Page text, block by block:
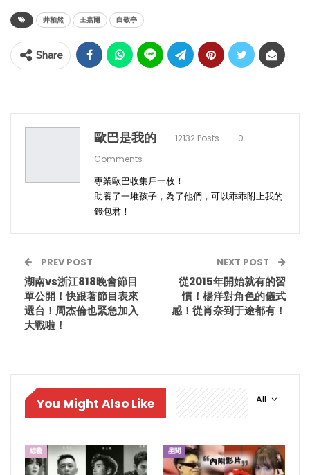
井柏然 王嘉爾 白敬亭
Share
歐巴是我的 12132 Posts
0
Comments
專業歐巴收集戶一枚！
助養了一堆孩子，為了他們，可以乖乖附上我的
錢包君！
PREV POST
湖南vs浙江818晚會節目
單公開！快跟著節目表來
選台！周杰倫也緊急加入
大戰啦！
NEXT POST
從2015年開始就有的習
慣！楊洋對角色的儀式
感！從肖奈到于途都有！
All
You Might Also Like
綜藝 星聞